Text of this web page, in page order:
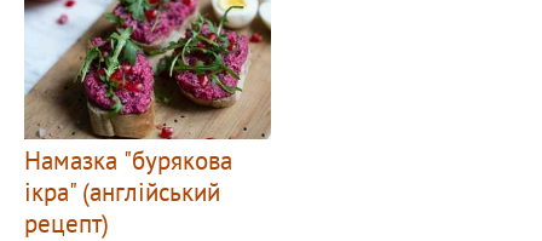
Намазка "бурякова
ікра" (англійський
рецепт)